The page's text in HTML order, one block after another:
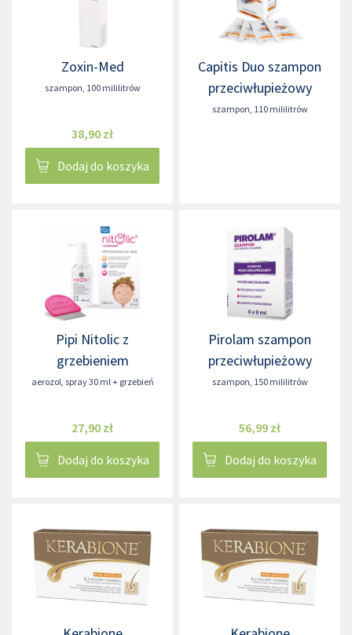
Zoxin-Med
szampon, 100 mililitrów
38,90 zł
Dodaj do koszyka
Capitis Duo szampon
przeciwłupieżowy
szampon, 110 mililitrów
Pipi Nitolic z
grzebieniem
aerozol, spray 30 ml + grzebień
27,90 zł
Dodaj do koszyka
Pirolam szampon
przeciwłupieżowy
szampon, 150 mililitrów
56,99 zł
Dodaj do koszyka